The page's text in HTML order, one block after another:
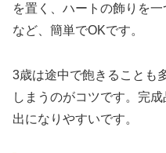
を置く、ハートの飾りを
など、簡単でOKです。
3歳は途中で飽きることも
しまうのがコツです。完
出になりやすいです。